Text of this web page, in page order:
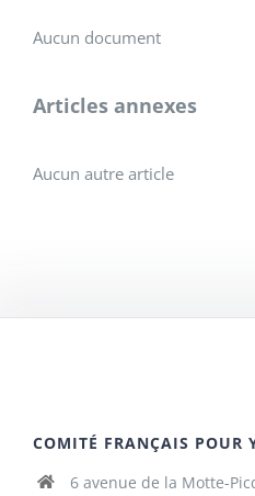
Aucun document
Articles annexes
Aucun autre article
COMITÉ FRANÇAIS POUR
6 avenue de la Motte-